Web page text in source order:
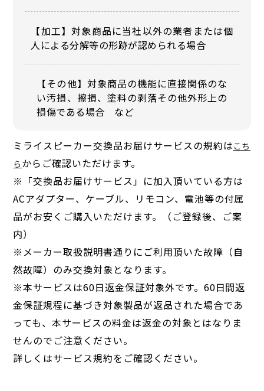
【加工】対象商品に当社以外の業者または個
人による分解等の形跡が認められる場合
【その他】対象商品の機能に直接関係のな
い汚損、擦損、塗料の剥落その他外形上の
損傷である場合 など
ミライスピーカー交換品お届けサービスの規約は こち
ら からご確認いただけます。
※「交換品お届けサービス」に加入頂いている方は
ACアダプター、ケーブル、リモコン、電池等の付属
品がお安くご購入いただけます。（ご登録後、ご案
内）
※メーカー取扱説明書通りにご利用頂いた故障（自
然故障）のみ交換対象となります。
※本サービスは60日返金保証対象外です。60日間返
金保証規程に基づき対象製品が返品された場合であ
っても、本サービスの料金は返金の対象とはなりま
せんのでご注意ください。
詳しくはサービス規約をご確認ください。